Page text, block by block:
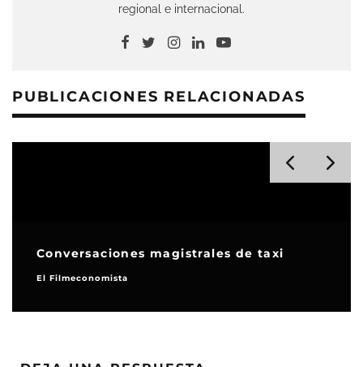
regional e internacional.
PUBLICACIONES RELACIONADAS
Conversaciones magistrales de taxi
El Filmeconomista